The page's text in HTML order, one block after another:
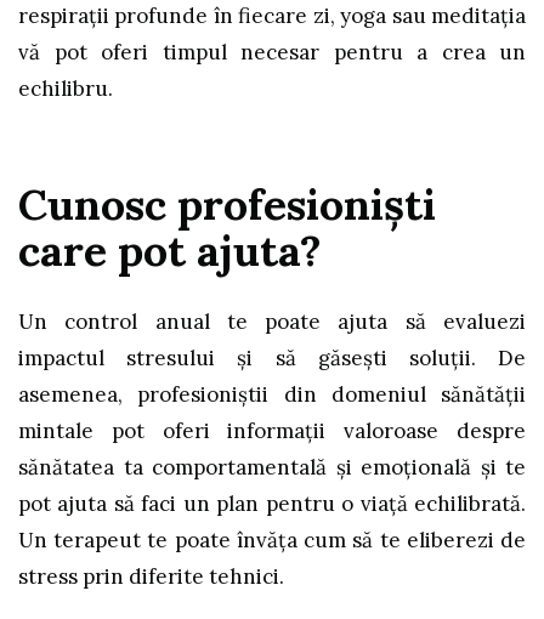
respirații profunde în fiecare zi, yoga sau meditația
vă pot oferi timpul necesar pentru a crea un
echilibru.
Cunosc profesioniști
care pot ajuta?
Un control anual te poate ajuta să evaluezi
impactul stresului și să găseşti soluții. De
asemenea, profesioniștii din domeniul sănătății
mintale pot oferi informații valoroase despre
sănătatea ta comportamentală și emoțională și te
pot ajuta să faci un plan pentru o viață echilibrată.
Un terapeut te poate învăța cum să te eliberezi de
stress prin diferite tehnici.